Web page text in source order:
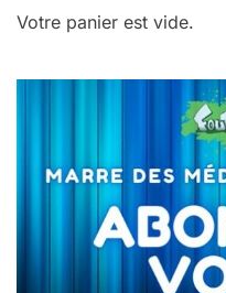
Votre panier est vide.